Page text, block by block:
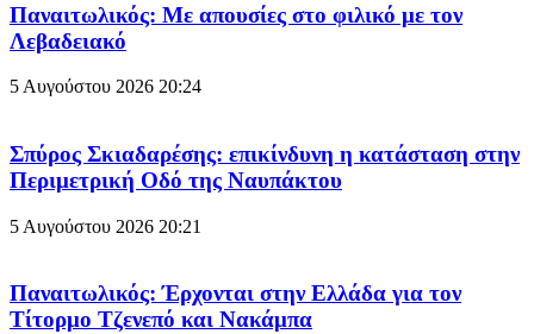
Παναιτωλικός: Με απουσίες στο φιλικό με τον
Λεβαδειακό
5 Αυγούστου 2026 20:24
Σπύρος Σκιαδαρέσης: επικίνδυνη η κατάσταση στην
Περιμετρική Οδό της Ναυπάκτου
5 Αυγούστου 2026 20:21
Παναιτωλικός: Έρχονται στην Ελλάδα για τον
Τίτορμο Τζενεπό και Νακάμπα